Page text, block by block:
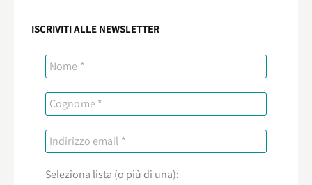
ISCRIVITI ALLE NEWSLETTER
Seleziona lista (o più di una):